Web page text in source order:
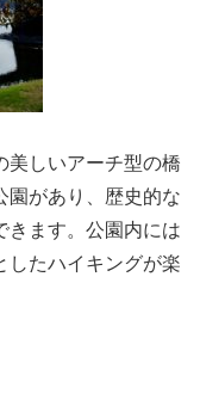
美しいアーチ型の橋
園があり、歴史的な
きます。公園内には
したハイキングが楽